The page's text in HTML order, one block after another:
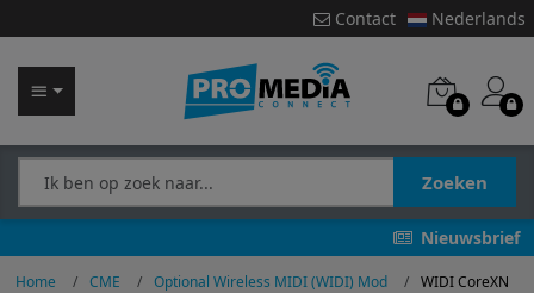
Contact Nederlands
Zoeken
Nieuwsbrief
Home CME Optional Wireless MIDI (WIDI) Mod WIDI CoreXN